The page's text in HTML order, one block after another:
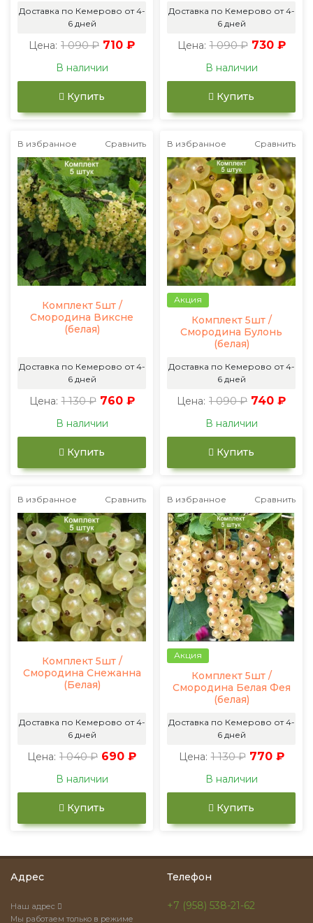
Доставка по Кемерово от 4-
6 дней
Цена: 1 090 ₽ 710 ₽
В наличии
Купить
Доставка по Кемерово от 4-
6 дней
Цена: 1 090 ₽ 730 ₽
В наличии
Купить
В избранное Сравнить
Комплект 5шт /
Смородина Виксне
(белая)
Доставка по Кемерово от 4-
6 дней
Цена: 1 130 ₽ 760 ₽
В наличии
Купить
В избранное Сравнить
Акция
Комплект 5шт /
Смородина Булонь
(белая)
Доставка по Кемерово от 4-
6 дней
Цена: 1 090 ₽ 740 ₽
В наличии
Купить
В избранное Сравнить
Комплект 5шт /
Смородина Снежанна
(Белая)
Доставка по Кемерово от 4-
6 дней
Цена: 1 040 ₽ 690 ₽
В наличии
Купить
В избранное Сравнить
Акция
Комплект 5шт /
Смородина Белая Фея
(белая)
Доставка по Кемерово от 4-
6 дней
Цена: 1 130 ₽ 770 ₽
В наличии
Купить
Адрес
Наш адрес
Мы работаем только в режиме
Телефон
+7 (958) 538-21-62